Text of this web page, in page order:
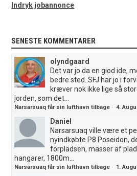
Indryk jobannonce
SENESTE KOMMENTARER
olyndgaard
Det var jo da en giod ide,
bedre sted..SFJ har jo i
kræver nok ikke lige så
jorden, som det...
Narsarsuaq får sin lufthavn tilbage ·4.
Daniel
Narsarsuaq ville være et
nyindkøbte P8 Poseidon,
forpladsen, masser af
hangarer, 1800m...
Narsarsuaq får sin lufthavn tilbage · 1.